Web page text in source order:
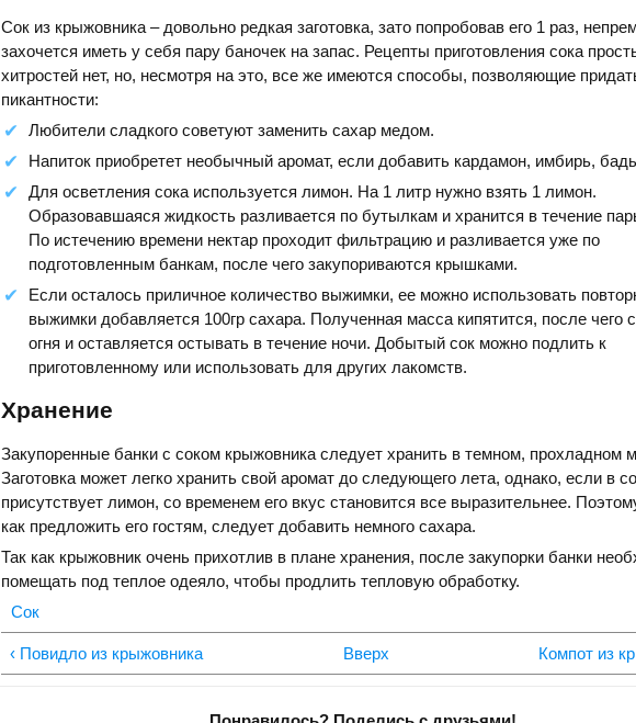
Сок из крыжовника – довольно редкая заготовка, зато попробовав его 1 раз,
захочется иметь у себя пару баночек на запас. Рецепты приготовления сока
хитростей нет, но, несмотря на это, все же имеются способы, позволяющие
пикантности:
Любители сладкого советуют заменить сахар медом.
Напиток приобретет необычный аромат, если добавить кардамон, имбирь,
Для осветления сока используется лимон. На 1 литр нужно взять 1 лимон.
Образовавшаяся жидкость разливается по бутылкам и хранится в течение
По истечению времени нектар проходит фильтрацию и разливается уже по
подготовленным банкам, после чего закупориваются крышками.
Если осталось приличное количество выжимки, ее можно использовать
выжимки добавляется 100гр сахара. Полученная масса кипятится, после чего
огня и оставляется остывать в течение ночи. Добытый сок можно подлить к
приготовленному или использовать для других лакомств.
Хранение
Закупоренные банки с соком крыжовника следует хранить в темном, прохладном
Заготовка может легко хранить свой аромат до следующего лета, однако, если в
присутствует лимон, со временем его вкус становится все выразительнее.
как предложить его гостям, следует добавить немного сахара.
Так как крыжовник очень прихотлив в плане хранения, после закупорки банки
помещать под теплое одеяло, чтобы продлить тепловую обработку.
Сок
‹ Повидло из крыжовника Вверх Компот из